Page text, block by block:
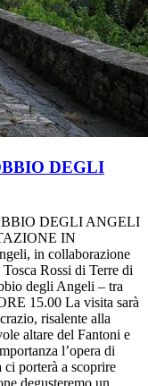
DEGLI
DEGLI ANGELI
IN
in collaborazione
Rossi di Terre di
degli Angeli – tra
15.00 La visita sarà
risalente alla
altare del Fantoni e
l’opera di
porterà a scoprire
degusteremo un